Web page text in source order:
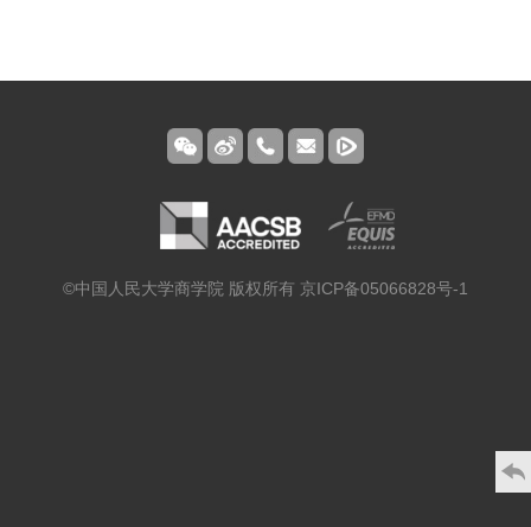
©中国人民大学商学院 版权所有 京ICP备05066828号-1